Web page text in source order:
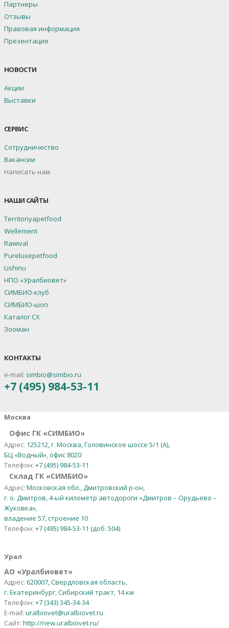
Партнеры
Отзывы
Правовая информация
Презентация
НОВОСТИ
Акции
Выставки
СЕРВИС
Сотрудничество
Вакансии
Написать нам
НАШИ САЙТЫ
Territoriyapetfood
Wellement
Rawival
Pureluxepetfood
Lishinu
НПО «Уралбиовет»
СИМБИО-клуб
СИМБИО-шоп
Каталог СХ
Зооман
КОНТАКТЫ
e-mail: simbio@simbio.ru
+7 (495) 984-53-11
Москва
Офис ГК «СИМБИО»
Адрес: 125212, г. Москва, Головинское шоссе 5/1 (А),
БЦ «Водный», офис 8020
Телефон: +7 (495) 984-53-11
Склад ГК «СИМБИО»
Адрес: Московская обл., Дмитровский р-он,
г. о. Дмитров, 4-ый километр автодороги «Дмитров – Орудьево –
Жуковка»,
владение 57, строение 10
Телефон: +7 (495) 984-53-11 (доб. 504)
Урал
АО «Уралбиовет»
Адрес: 620007, Свердловская область,
г. Екатеринбург, Сибирский тракт, 14 км
Телефон: +7 (343) 345-34-34
E-mail: uralbiovet@uralbiovet.ru
Сайт: http://new.uralbiovet.ru/